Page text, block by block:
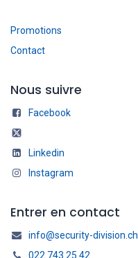
Promotions
Contact
Nous suivre
Facebook
Linkedin
Instagram
Entrer en contact
info@security-division.ch
022 743 25 42